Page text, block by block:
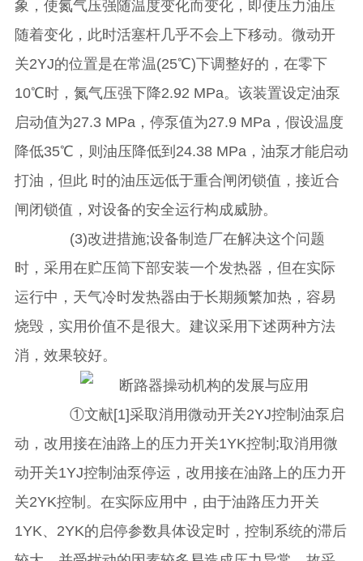
象，使氮气压强随温度变化而变化，即使压力油压
随着变化，此时活塞杆几乎不会上下移动。微动开
关2YJ的位置是在常温(25℃)下调整好的，在零下
10℃时，氮气压强下降2.92 MPa。该装置设定油泵
启动值为27.3 MPa，停泵值为27.9 MPa，假设温度
降低35℃，则油压降低到24.38 MPa，油泵才能启动
打油，但此 时的油压远低于重合闸闭锁值，接近合
闸闭锁值，对设备的安全运行构成威胁。
(3)改进措施;设备制造厂在解决这个问题
时，采用在贮压筒下部安装一个发热器，但在实际
运行中，天气冷时发热器由于长期频繁加热，容易
烧毁，实用价值不是很大。建议采用下述两种方法
消，效果较好。
①文献[1]采取消用微动开关2YJ控制油泵启
动，改用接在油路上的压力开关1YK控制;取消用微
动开关1YJ控制油泵停运，改用接在油路上的压力开
关2YK控制。在实际应用中，由于油路压力开关
1YK、2YK的启停参数具体设定时，控制系统的滞后